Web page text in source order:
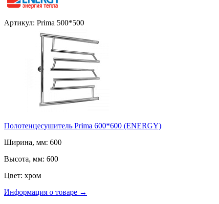
Артикул: Prima 500*500
Полотенцесушитель Prima 600*600 (ENERGY)
Ширина, мм: 600
Высота, мм: 600
Цвет: хром
Информация о товаре →